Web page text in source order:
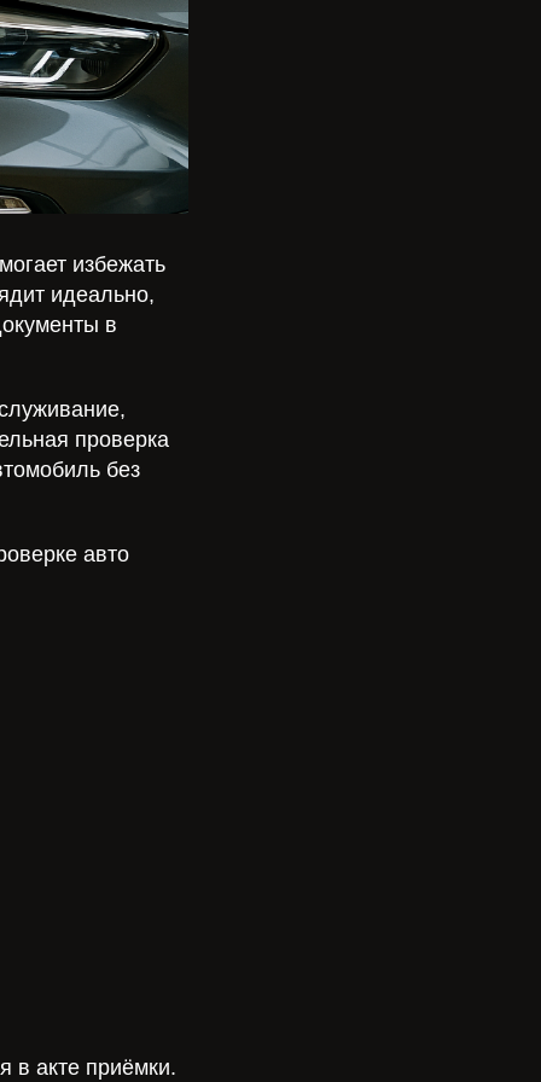
избежать
идеально,
в
проверка
без
авто
в акте приёмки.